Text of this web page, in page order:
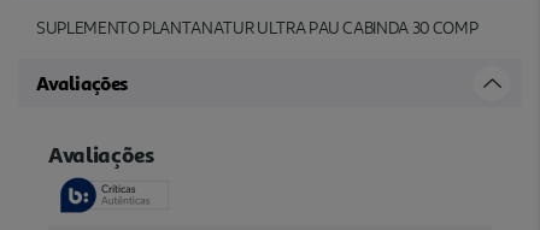
SUPLEMENTO PLANTANATUR ULTRA PAU CABINDA 30 COMP
Avaliações